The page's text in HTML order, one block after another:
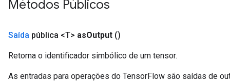
Métodos Públicos
Saída pública <T> asOutput ()
Retorna o identificador simbólico de um tensor.
As entradas para operações do TensorFlow são saídas de